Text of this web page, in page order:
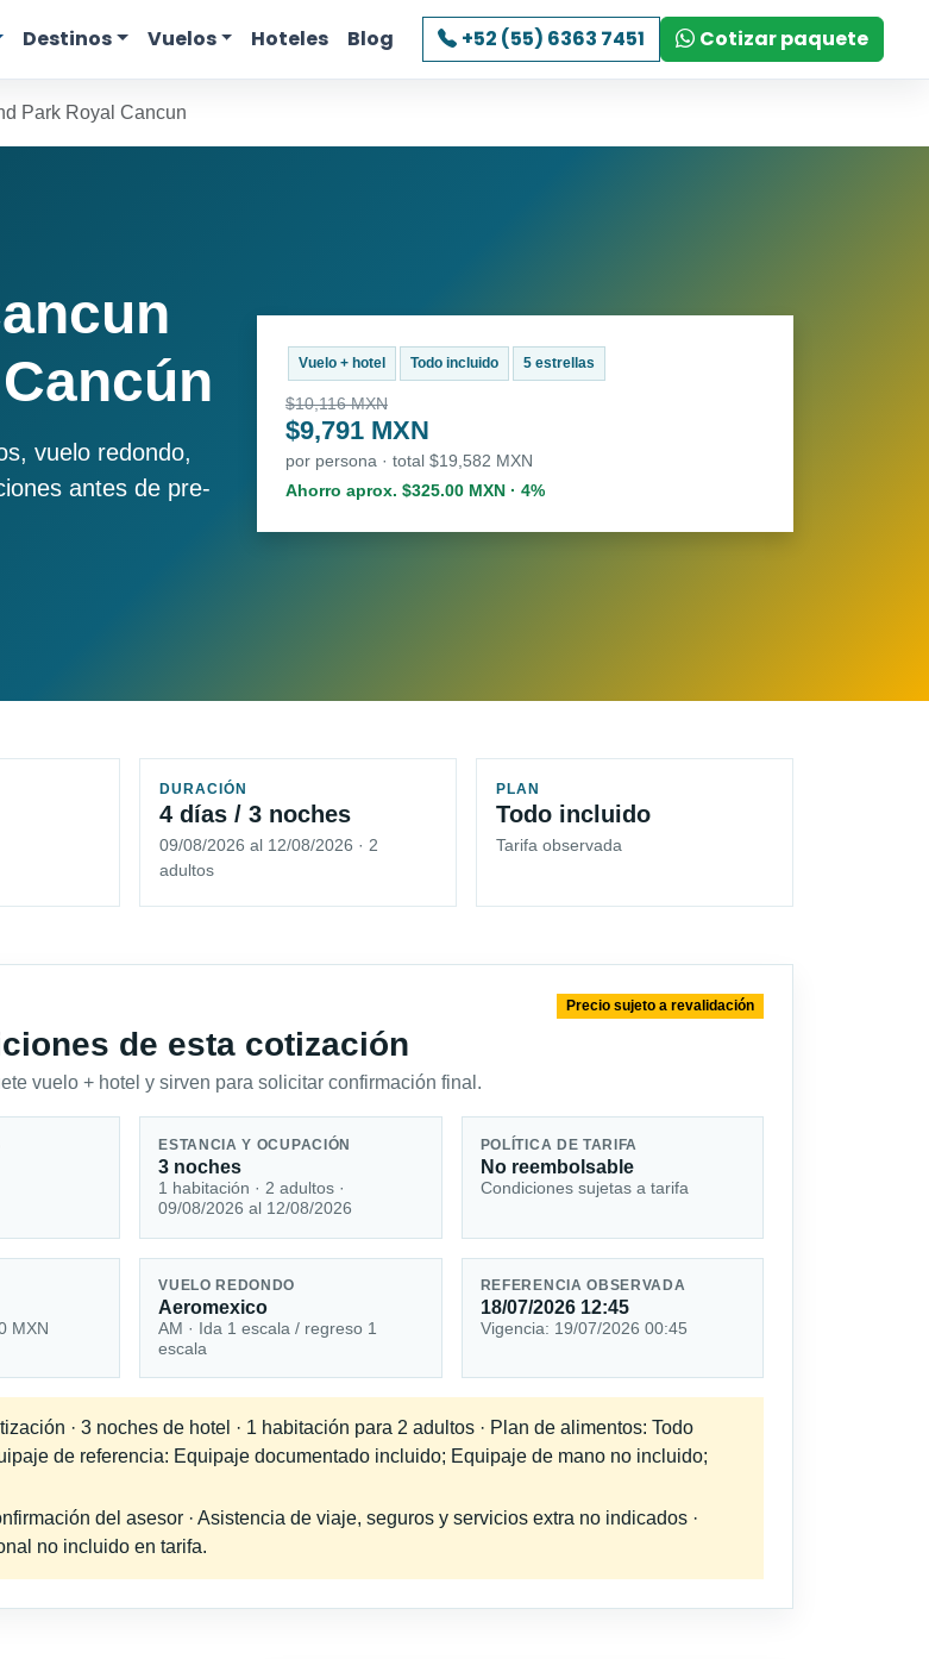
Destinos Vuelos Hoteles Blog +52 (55) 6363 7451 Cotizar paquete
Park Royal Cancun
vuelo redondo,
antes de pre-
Vuelo + hotel Todo incluido 5 estrellas
$10,116 MXN
$9,791 MXN
por persona · total $19,582 MXN
Ahorro aprox. $325.00 MXN · 4%
DURACIÓN
4 días / 3 noches
09/08/2026 al 12/08/2026 · 2
adultos
PLAN
Todo incluido
Tarifa observada
de esta cotización
vuelo + hotel y sirven para solicitar confirmación final.
Precio sujeto a revalidación
ESTANCIA Y OCUPACIÓN
3 noches
1 habitación · 2 adultos ·
09/08/2026 al 12/08/2026
POLÍTICA DE TARIFA
No reembolsable
Condiciones sujetas a tarifa
MXN
VUELO REDONDO
Aeromexico
AM · Ida 1 escala / regreso 1
escala
REFERENCIA OBSERVADA
18/07/2026 12:45
Vigencia: 19/07/2026 00:45
· 3 noches de hotel · 1 habitación para 2 adultos · Plan de alimentos: Todo
de referencia: Equipaje documentado incluido; Equipaje de mano no incluido;
del asesor · Asistencia de viaje, seguros y servicios extra no indicados ·
no incluido en tarifa.